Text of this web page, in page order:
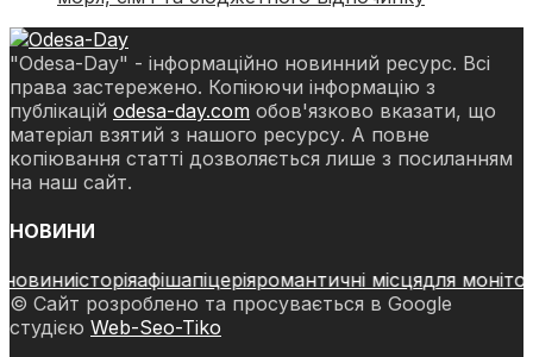
"Odesa-Day" - інформаційно новинний ресурс. Всі
права застережено. Копіюючи інформацію з
публікацій odesa-day.com обов'язково вказати, що
матеріал взятий з нашого ресурсу. А повне
копіювання статті дозволяється лише з посиланням
на наш сайт.
НОВИНИ
історіяафішапіцеріяромантичні місцядля монітора
© Сайт розроблено та просувається в Google
студією Web-Seo-Tiko